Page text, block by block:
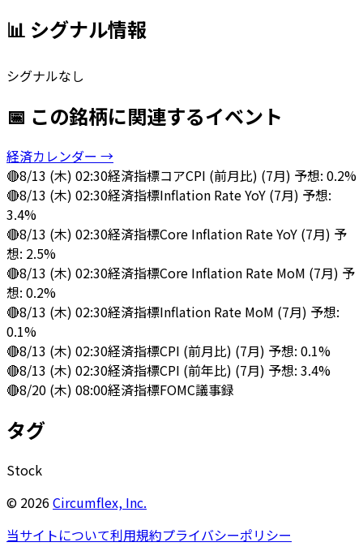
📊 シグナル情報
シグナルなし
📅 この銘柄に関連するイベント
経済カレンダー →
🔴8/13 (木) 02:30経済指標コアCPI (前月比) (7月) 予想: 0.2%
🔴8/13 (木) 02:30経済指標Inflation Rate YoY (7月) 予想:
3.4%
🔴8/13 (木) 02:30経済指標Core Inflation Rate YoY (7月) 予
想: 2.5%
🔴8/13 (木) 02:30経済指標Core Inflation Rate MoM (7月) 予
想: 0.2%
🔴8/13 (木) 02:30経済指標Inflation Rate MoM (7月) 予想:
0.1%
🔴8/13 (木) 02:30経済指標CPI (前月比) (7月) 予想: 0.1%
🔴8/13 (木) 02:30経済指標CPI (前年比) (7月) 予想: 3.4%
🔴8/20 (木) 08:00経済指標FOMC議事録
タグ
Stock
© 2026Circumflex, Inc.
当サイトについて利用規約プライバシーポリシー